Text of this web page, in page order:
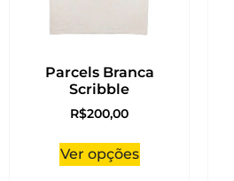
Parcels Branca
Scribble
R$200,00
Ver opções